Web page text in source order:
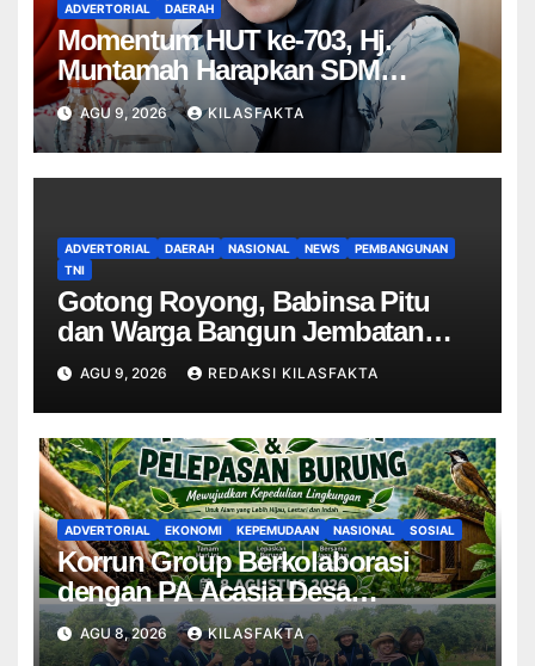
ADVERTORIAL DAERAH
Momentum HUT ke-703, Hj.
Muntamah Harapkan SDM
Meningkat dan Kesejahteraan
Masyarakat Semakin Merata
AGU 9, 2026 KILASFAKTA
ADVERTORIAL DAERAH NASIONAL NEWS
PEMBANGUNAN
TNI
Gotong Royong, Babinsa Pitu
dan Warga Bangun Jembatan
Garuda di Desa Cantel
AGU 9, 2026 REDAKSI KILASFAKTA
ADVERTORIAL EKONOMI KEPEMUDAAN NASIONAL SOSIAL
Korrun Group Berkolaborasi
dengan PA Acasia Desa
Sengonbugel Giat Penghijauan
AGU 8, 2026 KILASFAKTA